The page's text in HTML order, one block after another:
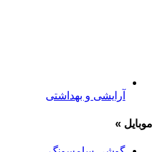
آرایشی و بهداشتی
موبایل »